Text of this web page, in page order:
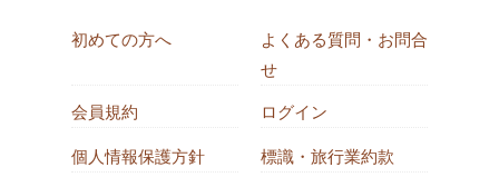
初めての方へ
よくある質問・お問合
せ
会員規約 ログイン
個人情報保護方針 標識・旅行業約款